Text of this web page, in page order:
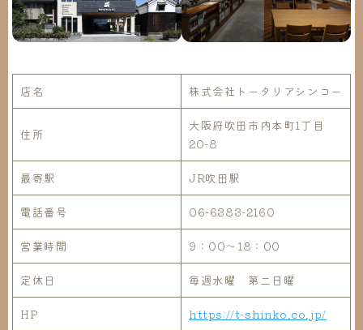
店名 株式会社トータリアシンコー
住所
大阪府吹田市内本町1丁目
20-8
最寄駅 JR吹田駅
電話番号 06-6383-2160
営業時間 9：00～18：00
定休日 毎週水曜 第二日曜
HP https://t-shinko.co.jp/